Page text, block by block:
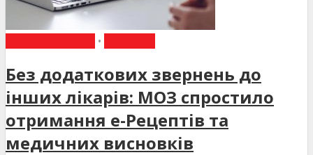
•
Без додаткових звернень до
інших лікарів: МОЗ спростило
отримання е-Рецептів та
медичних висновків